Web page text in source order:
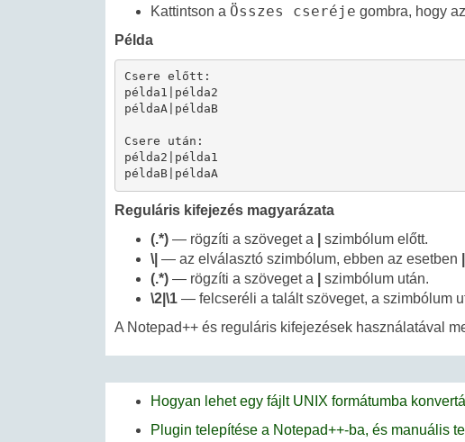
Kattintson a Összes cseréje gombra, hogy
Példa
Csere előtt:
példa1|példa2
példaA|példaB
Csere után:
példa2|példa1
példaB|példaA
Reguláris kifejezés magyarázata
(.*) — rögzíti a szöveget a
szimbólum előtt.
\| — az elválasztó szimbólum, ebben az esetben
(.*) — rögzíti a szöveget a
szimbólum után.
\2|\1 — felcseréli a talált szöveget, a szimbólum
A Notepad++ és reguláris kifejezések használatával
Hogyan lehet egy fájlt UNIX formátumba
Plugin telepítése a Notepad++-ba, és manuális